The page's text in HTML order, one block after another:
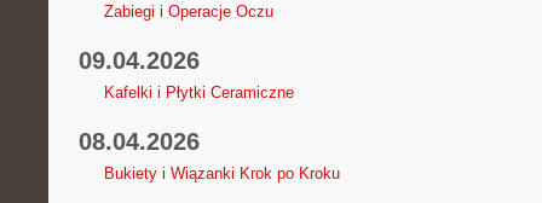
Zabiegi i Operacje Oczu
09.04.2026
Kafelki i Płytki Ceramiczne
08.04.2026
Bukiety i Wiązanki Krok po Kroku